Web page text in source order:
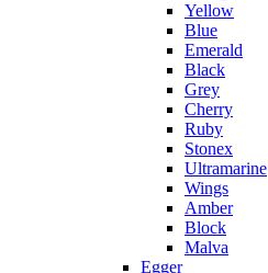
Yellow
Blue
Emerald
Black
Grey
Cherry
Ruby
Stonex
Ultramarine
Wings
Amber
Block
Malva
Egger